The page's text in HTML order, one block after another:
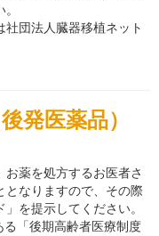
団法人臓器移植ネット
発医薬品）
薬を処方するお医者さ
となりますので、その際
を提示してください。
「後期高齢者医療制度